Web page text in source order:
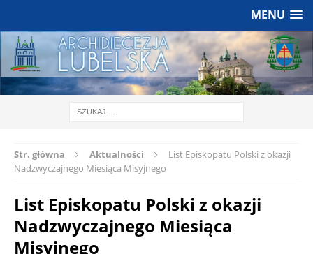
MENU
Str. główna Aktualności
List Episkopatu Polski z okazji
Nadzwyczajnego Miesiąca Misyjnego
List Episkopatu Polski z okazji
Nadzwyczajnego Miesiąca
Misyjnego